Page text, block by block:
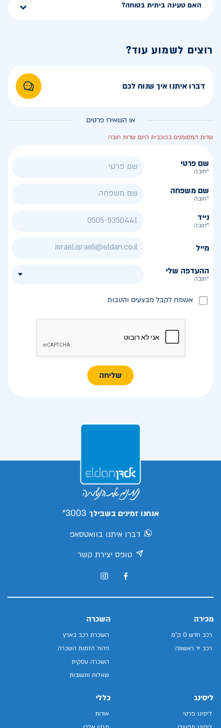
האם טעינה ביתית בטוחה?
רוצים לשמוע עוד?
דברו איתנו איך שנוח לכם
או השאירו פרטים
שדות המסומנים בכוכבית הינם שדות חובה
שם פרטי
*חובה
שם משפחה
*חובה
נייד
*חובה
מייל
ההעדפה שלי
*חובה
אשמח לקבל מבצעים והטבות
שליחה
אנחנו זמינים בשבילך 3003*
דברו איתנו בוואטסאפ
טופס יצירת קשר
מכירה
רכב חדש 0 ק"מ
רכב יד ראשונה
השכרה
השכרת רכב בארץ
ניהול הזמנת השכרה
השכרה עסקית
שאלות ותשובות
ליסינג
ליסינג פרטי
כללי
אודות